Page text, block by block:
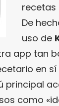
recetas
De
uso de
app tan
en
principal
como